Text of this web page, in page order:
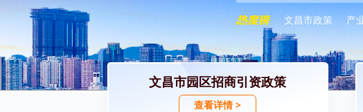
文昌市政策 产
文昌市园区招商引资政策
查看详情 >